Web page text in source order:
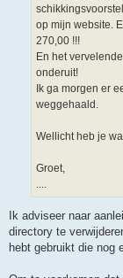
op mijn website.
270,00 !!!
En het
onderuit!
Ik ga morgen er
weggehaald.
Wellicht heb je
Groet,
....
Ik adviseer naar
directory te
hebt gebruikt die nog